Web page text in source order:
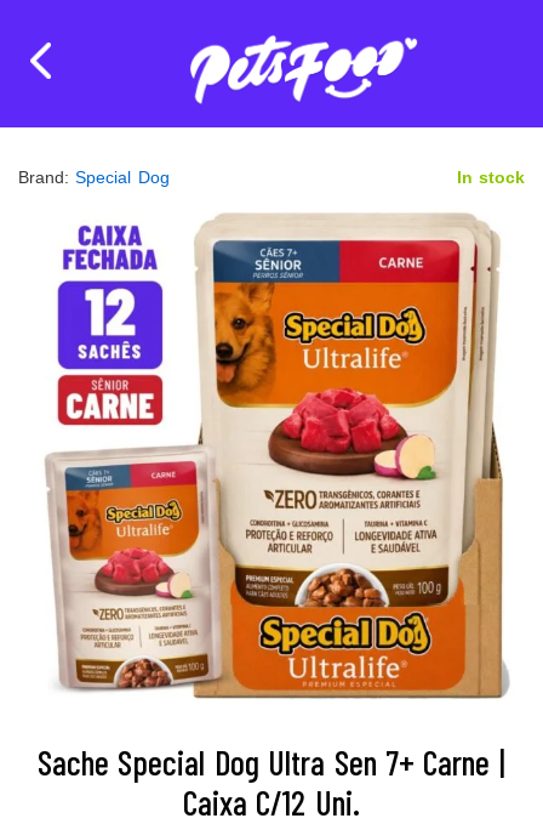
Brand:Special Dog In stock
Sache Special Dog Ultra Sen 7+ Carne |
Caixa C/12 Uni.